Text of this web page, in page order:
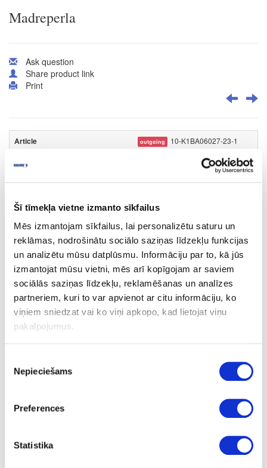
Šī tīmekļa vietne izmanto sīkfailus
Mēs izmantojam sīkfailus, lai personalizētu saturu un
reklāmas, nodrošinātu sociālo saziņas līdzekļu funkcijas
un analizētu mūsu datplūsmu. Informāciju par to, kā jūs
izmantojat mūsu vietni, mēs arī kopīgojam ar saviem
sociālās saziņas līdzekļu, reklamēšanas un analīzes
partneriem, kuri to var apvienot ar citu informāciju, ko
viņiem sniedzat vai ko viņi apkopo, kad lietojat viņu
pakalpojumus.
izvēle
Nepieciešams
Preferences
Statistika
Madreperla
Ask question
Share product link
Print
outgoing 10-K1BA06027-23-1
Madreperla
GLOSS
no
1
1.80
nav
- no;
GLOSS- High gloss;